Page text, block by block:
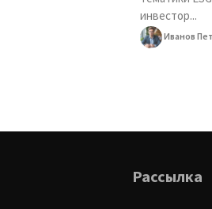
инвестор...
Иванов
Рассылка